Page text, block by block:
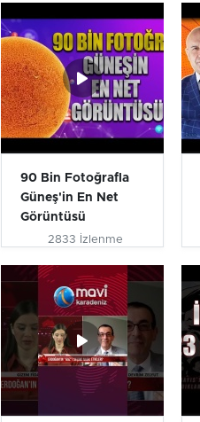
90 Bin Fotoğrafla
Güneş'in En Net
Görüntüsü
2833 İzlenme